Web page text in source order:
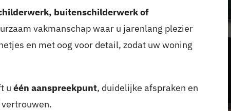
buitenschilderwerk of
vakmanschap waar u jarenlang plezier
en met oog voor detail, zodat uw woning
u één aanspreekpunt, duidelijke afspraken en